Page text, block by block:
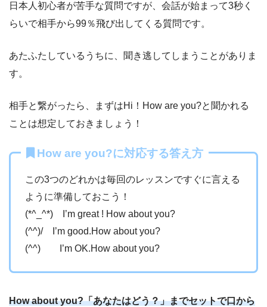
日本人初心者が苦手な質問ですが、会話が始まって3秒く
らいで相手から99％飛び出してくる質問です。
あたふたしているうちに、聞き逃してしまうことがありま
す。
相手と繋がったら、まずはHi！How are you?と聞かれる
ことは想定しておきましょう！
How are you?に対応する答え方
この3つのどれかは毎回のレッスンですぐに言える
ように準備しておこう！
(*^_^*) I’m great ! How about you?
(^^)/ I’m good.How about you?
(^^) I’m OK.How about you?
How about you?「あなたはどう？」までセットで口から